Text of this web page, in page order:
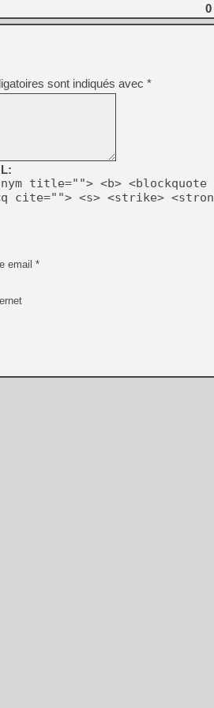
[GK] Résultats Nintendo :
[GK] Déjà des
[Mo5] Brickboy cherche à
[GK] Minecraft et ses «
[GK] Beast of
[GK] Ubisoft : fin de partie
[GK] Mémoire cash -
[GK] Dan Houser (GTA)
[GK] Comment EA Sports
[GK] Crimson Moon : un
[GK] Isle of Reveries : le
[GK] Moonlighter 2 : The
[GK] Capcom relance
[GK] Guillermo del Toro
0
sont indiqués avec *
title=""> <b> <blockquote
cite=""> <s> <strike>
email *